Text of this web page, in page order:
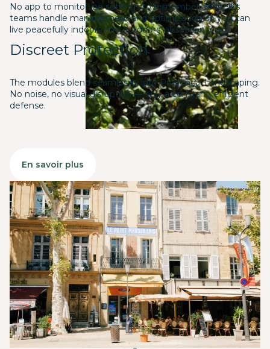
No app to monitor, no settings to remember. Biobelt's
teams handle management and optimization so you can
live peacefully indoors and outdoors, all season long.
Discreet Protection
The modules blend seamlessly into Provençal Landscaping.
No noise, no visual disruption — only a constant, efficient
defense.
En savoir plus